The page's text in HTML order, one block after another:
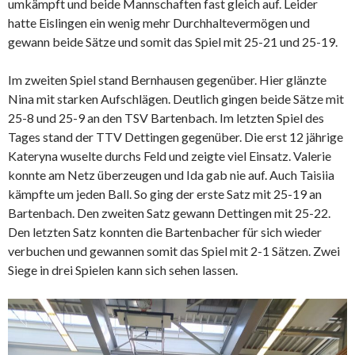
umkämpft und beide Mannschaften fast gleich auf. Leider
hatte Eislingen ein wenig mehr Durchhaltevermögen und
gewann beide Sätze und somit das Spiel mit 25-21 und 25-19.
Im zweiten Spiel stand Bernhausen gegenüber. Hier glänzte
Nina mit starken Aufschlägen. Deutlich gingen beide Sätze mit
25-8 und 25-9 an den TSV Bartenbach. Im letzten Spiel des
Tages stand der TTV Dettingen gegenüber. Die erst 12 jährige
Kateryna wuselte durchs Feld und zeigte viel Einsatz. Valerie
konnte am Netz überzeugen und Ida gab nie auf. Auch Taisiia
kämpfte um jeden Ball. So ging der erste Satz mit 25-19 an
Bartenbach. Den zweiten Satz gewann Dettingen mit 25-22.
Den letzten Satz konnten die Bartenbacher für sich wieder
verbuchen und gewannen somit das Spiel mit 2-1 Sätzen. Zwei
Siege in drei Spielen kann sich sehen lassen.